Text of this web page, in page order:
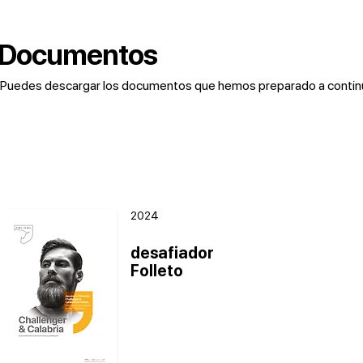
Puedes descargar los documentos que hemos preparado a
2024
desafiador
Folleto